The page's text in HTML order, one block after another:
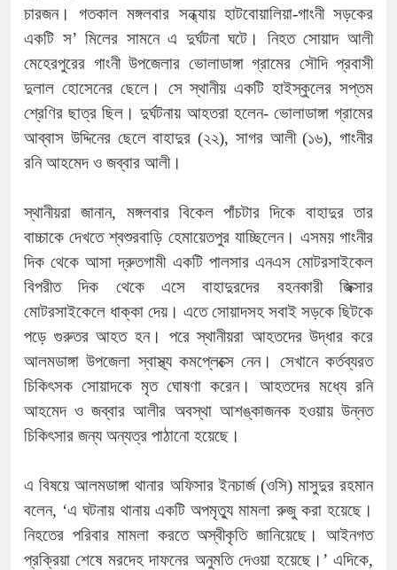
চারজন। গতকাল মঙ্গলবার সন্ধ্যায় হাটবোয়ালিয়া-গাংনী সড়কের
একটি স’ মিলের সামনে এ দুর্ঘটনা ঘটে। নিহত সোয়াদ আলী
মেহেরপুরের গাংনী উপজেলার ভোলাডাঙ্গা গ্রামের সৌদি প্রবাসী
দুলাল হোসেনের ছেলে। সে স্থানীয় একটি হাইস্কুলের সপ্তম
শ্রেণির ছাত্র ছিল। দুর্ঘটনায় আহতরা হলেন- ভোলাডাঙ্গা গ্রামের
আব্বাস উদ্দিনের ছেলে বাহাদুর (২২), সাগর আলী (১৬), গাংনীর
রনি আহমেদ ও জব্বার আলী।
স্থানীয়রা জানান, মঙ্গলবার বিকেল পাঁচটার দিকে বাহাদুর তার
বাচ্চাকে দেখতে শ্বশুরবাড়ি হেমায়েতপুর যাচ্ছিলেন। এসময় গাংনীর
দিক থেকে আসা দ্রুতগামী একটি পালসার এনএস মোটরসাইকেল
বিপরীত দিক থেকে এসে বাহাদুরদের বহনকারী জিক্সার
মোটরসাইকেলে ধাক্কা দেয়। এতে সোয়াদসহ সবাই সড়কে ছিটকে
পড়ে গুরুতর আহত হন। পরে স্থানীয়রা আহতদের উদ্ধার করে
আলমডাঙ্গা উপজেলা স্বাস্থ্য কমপ্লেক্সে নেন। সেখানে কর্তব্যরত
চিকিৎসক সোয়াদকে মৃত ঘোষণা করেন। আহতদের মধ্যে রনি
আহমেদ ও জব্বার আলীর অবস্থা আশঙ্কাজনক হওয়ায় উন্নত
চিকিৎসার জন্য অন্যত্র পাঠানো হয়েছে।
এ বিষয়ে আলমডাঙ্গা থানার অফিসার ইনচার্জ (ওসি) মাসুদুর রহমান
বলেন, ‘এ ঘটনায় থানায় একটি অপমৃত্যু মামলা রুজু করা হয়েছে।
নিহতের পরিবার মামলা করতে অস্বীকৃতি জানিয়েছে। আইনগত
প্রক্রিয়া শেষে মরদেহ দাফনের অনুমতি দেওয়া হয়েছে।’ এদিকে,